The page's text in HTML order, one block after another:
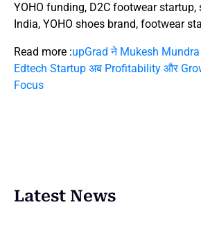
YOHO funding, D2C footwear startup,
India, YOHO shoes brand, footwear
Read more :upGrad ने Mukesh Mundra
Edtech Startup अब Profitability और
Focus
Latest News